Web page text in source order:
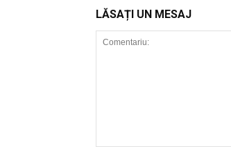
LĂSAȚI UN MESAJ